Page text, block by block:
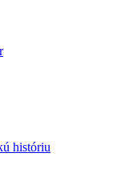
históriu